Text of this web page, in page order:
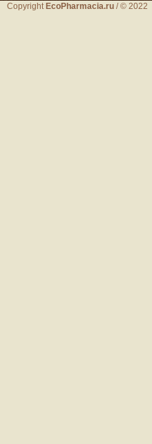
Copyright EcoPharmacia.ru / © 2022